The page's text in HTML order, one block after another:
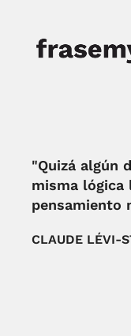
"Quizá algún
misma lógica
pensamiento
CLAUDE LÉVI-